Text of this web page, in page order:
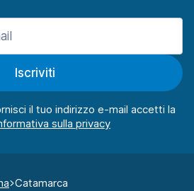
Iscriviti
il tuo indirizzo e-mail accetti la
Catamarca